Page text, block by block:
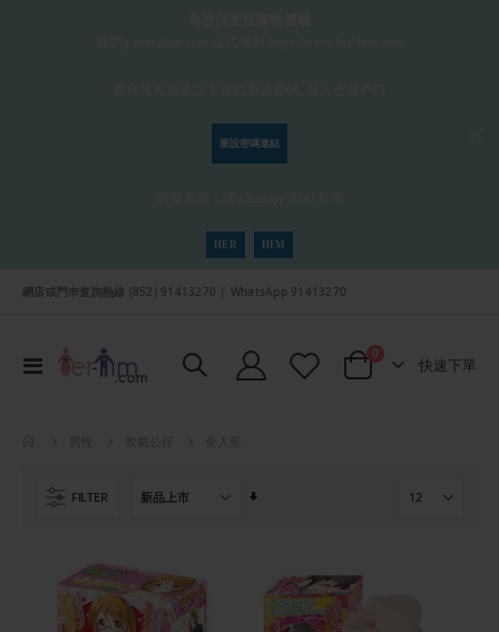
重設密碼連結
HER HIM
網店或門巿查詢熱線 (852) 91413270 | WhatsApp 91413270
切
Cart
0 項目
快速下單
FILTER
設
方